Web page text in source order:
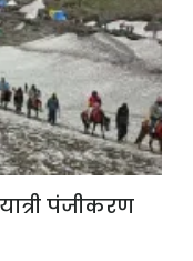
पंजीकरण